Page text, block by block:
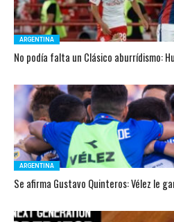
ARGENTINA
No podía falta un Clásico aburrídismo:
ARGENTINA
Se afirma Gustavo Quinteros: Vélez le